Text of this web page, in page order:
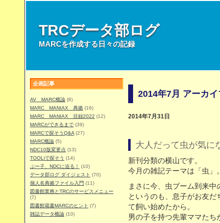
TRCデータ部ログ
MARCを作成する日々の記録
企画記事
AV MARC概論 (8)
MARC MANIAX 典拠 (16)
MARC MANIAX 目録2022 (12)
MARCができるまで (39)
MARCで探そうQ&A (27)
MARC概論 (5)
NDC10版変更点 (13)
TOOLiで探そう (14)
ぶー子、NDCに迫る！
(10)
データ部ログ ダイジェスト (70)
個人名典拠ファイル入門 (11)
図書館業務とTRCのサービスメニュー
(7)
図書館蔵書MARCのヒント (7)
雑誌データ概論 (10)
2014年7月 アーカイ
2014年7月31日
大人だって虫が気に
新刊分類の横山です。
今月の雑記テーマは「虫」
まさに今、虫ブーム到来中
というのも、息子がお友
て飼い始めたから。
男の子を持つ先輩ママた